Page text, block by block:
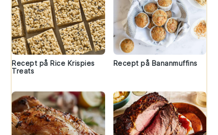
Recept på Rice Krispies
Treats
Recept på Bananmuffins